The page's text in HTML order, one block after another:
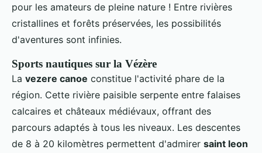
pour les amateurs de pleine nature ! Entre rivières
cristallines et forêts préservées, les possibilités
d'aventures sont infinies.
Sports nautiques sur la Vézère
La vezere canoe constitue l'activité phare de la
région. Cette rivière paisible serpente entre falaises
calcaires et châteaux médiévaux, offrant des
parcours adaptés à tous les niveaux. Les descentes
de 8 à 20 kilomètres permettent d'admirer saint leon